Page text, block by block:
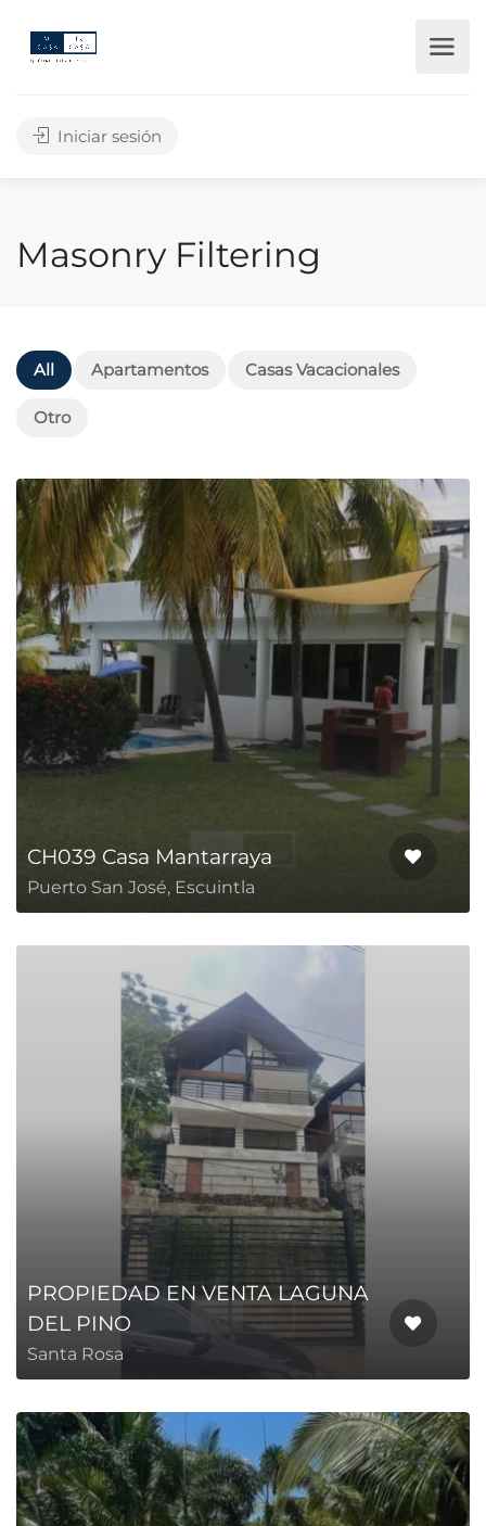
Iniciar sesión
Masonry Filtering
All Apartamentos Casas Vacacionales
Otro
CH039 Casa Mantarraya
Puerto San José, Escuintla
PROPIEDAD EN VENTA LAGUNA
DEL PINO
Santa Rosa